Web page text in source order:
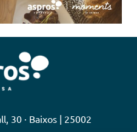
30 · Baixos | 25002